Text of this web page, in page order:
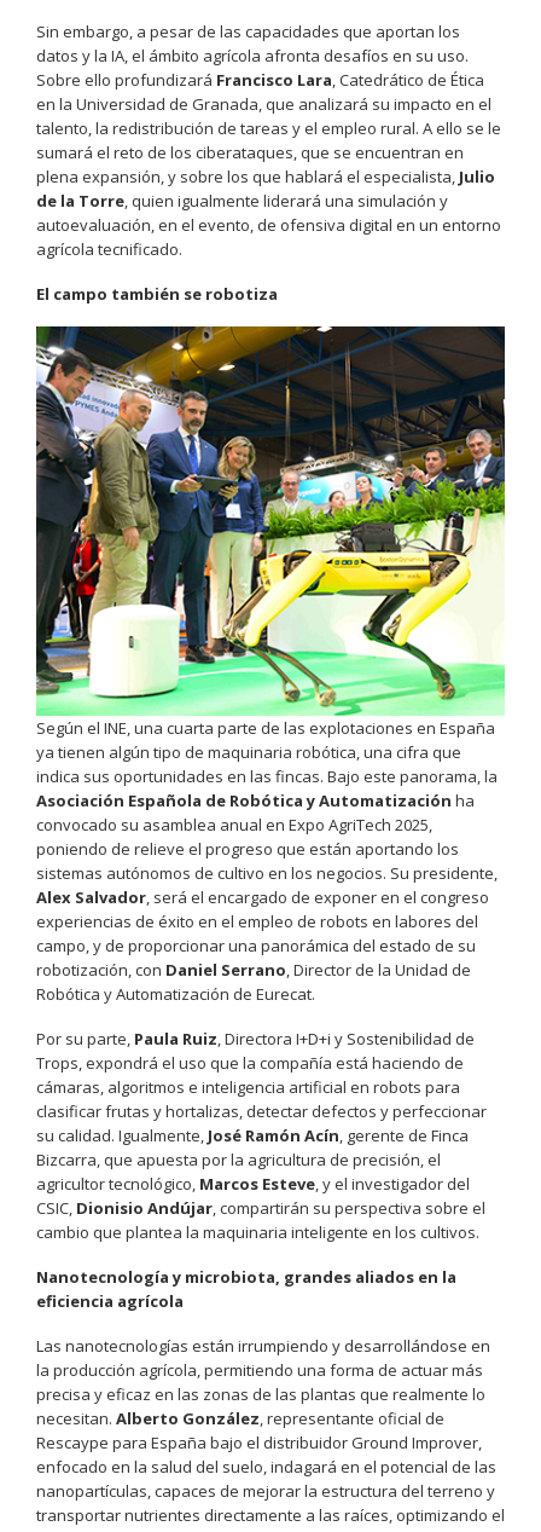
Sin embargo, a pesar de las capacidades que aportan los
datos y la IA, el ámbito agrícola afronta desafíos en su uso.
Sobre ello profundizará Francisco Lara, Catedrático de Ética
en la Universidad de Granada, que analizará su impacto en el
talento, la redistribución de tareas y el empleo rural. A ello se le
sumará el reto de los ciberataques, que se encuentran en
plena expansión, y sobre los que hablará el especialista, Julio
de la Torre, quien igualmente liderará una simulación y
autoevaluación, en el evento, de ofensiva digital en un entorno
agrícola tecnificado.
El campo también se robotiza
Según el INE, una cuarta parte de las explotaciones en España
ya tienen algún tipo de maquinaria robótica, una cifra que
indica sus oportunidades en las fincas. Bajo este panorama, la
Asociación Española de Robótica y Automatización ha
convocado su asamblea anual en Expo AgriTech 2025,
poniendo de relieve el progreso que están aportando los
sistemas autónomos de cultivo en los negocios. Su presidente,
Alex Salvador, será el encargado de exponer en el congreso
experiencias de éxito en el empleo de robots en labores del
campo, y de proporcionar una panorámica del estado de su
robotización, con Daniel Serrano, Director de la Unidad de
Robótica y Automatización de Eurecat.
Por su parte, Paula Ruiz, Directora I+D+i y Sostenibilidad de
Trops, expondrá el uso que la compañía está haciendo de
cámaras, algoritmos e inteligencia artificial en robots para
clasificar frutas y hortalizas, detectar defectos y perfeccionar
su calidad. Igualmente, José Ramón Acín, gerente de Finca
Bizcarra, que apuesta por la agricultura de precisión, el
agricultor tecnológico, Marcos Esteve, y el investigador del
CSIC, Dionisio Andújar, compartirán su perspectiva sobre el
cambio que plantea la maquinaria inteligente en los cultivos.
Nanotecnología y microbiota, grandes aliados en la
eficiencia agrícola
Las nanotecnologías están irrumpiendo y desarrollándose en
la producción agrícola, permitiendo una forma de actuar más
precisa y eficaz en las zonas de las plantas que realmente lo
necesitan. Alberto González, representante oficial de
Rescaype para España bajo el distribuidor Ground Improver,
enfocado en la salud del suelo, indagará en el potencial de las
nanopartículas, capaces de mejorar la estructura del terreno y
transportar nutrientes directamente a las raíces, optimizando el